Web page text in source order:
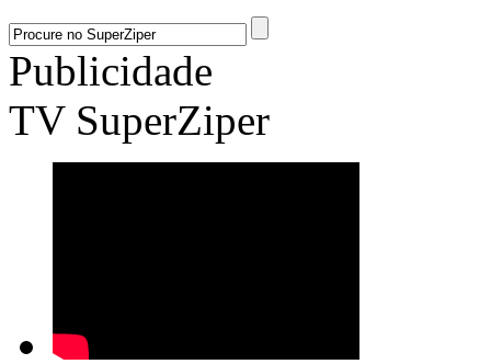
Publicidade
TV SuperZiper